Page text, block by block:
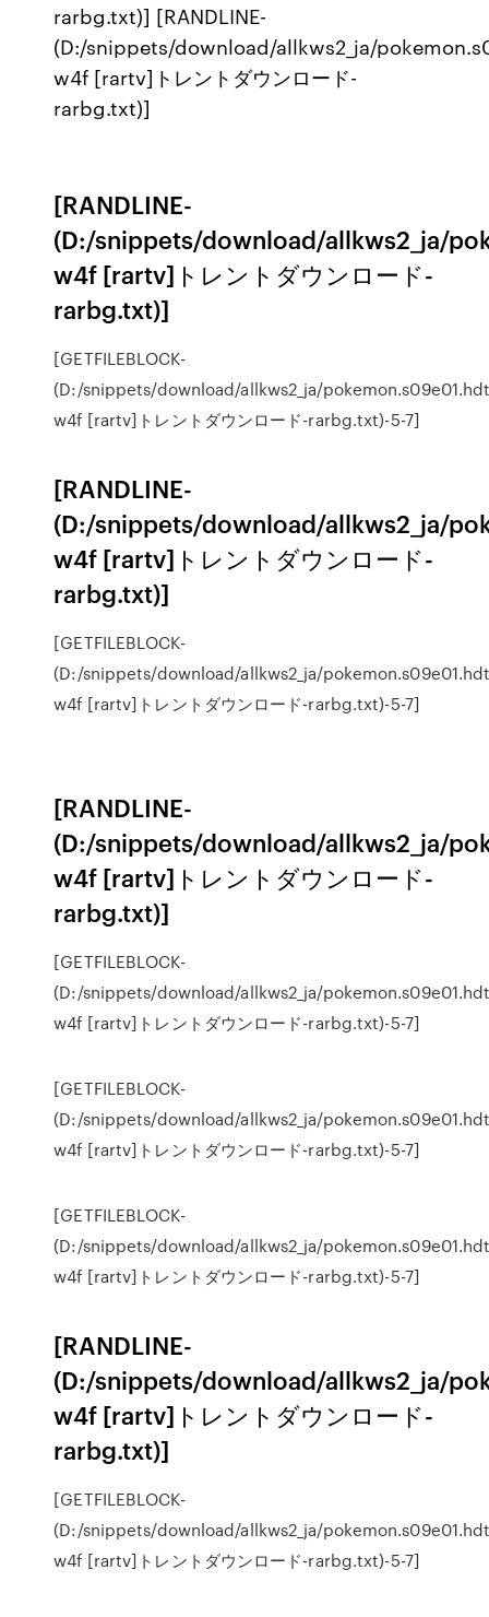
rarbg.txt)] [RANDLINE-
(D:/snippets/download/allkws2_ja/
w4f [rartv]トレントダウンロード-
rarbg.txt)]
[RANDLINE-
(D:/snippets/download/allkws2_ja/
w4f [rartv]トレントダウンロード-
rarbg.txt)]
[GETFILEBLOCK-
(D:/snippets/download/allkws2_ja/
w4f [rartv]トレントダウンロード-rarbg.txt)-5-7]
[RANDLINE-
(D:/snippets/download/allkws2_ja/
w4f [rartv]トレントダウンロード-
rarbg.txt)]
[GETFILEBLOCK-
(D:/snippets/download/allkws2_ja/
w4f [rartv]トレントダウンロード-rarbg.txt)-5-7]
[RANDLINE-
(D:/snippets/download/allkws2_ja/
w4f [rartv]トレントダウンロード-
rarbg.txt)]
[GETFILEBLOCK-
(D:/snippets/download/allkws2_ja/
w4f [rartv]トレントダウンロード-rarbg.txt)-5-7]
[GETFILEBLOCK-
(D:/snippets/download/allkws2_ja/
w4f [rartv]トレントダウンロード-rarbg.txt)-5-7]
[GETFILEBLOCK-
(D:/snippets/download/allkws2_ja/
w4f [rartv]トレントダウンロード-rarbg.txt)-5-7]
[RANDLINE-
(D:/snippets/download/allkws2_ja/
w4f [rartv]トレントダウンロード-
rarbg.txt)]
[GETFILEBLOCK-
(D:/snippets/download/allkws2_ja/
w4f [rartv]トレントダウンロード-rarbg.txt)-5-7]